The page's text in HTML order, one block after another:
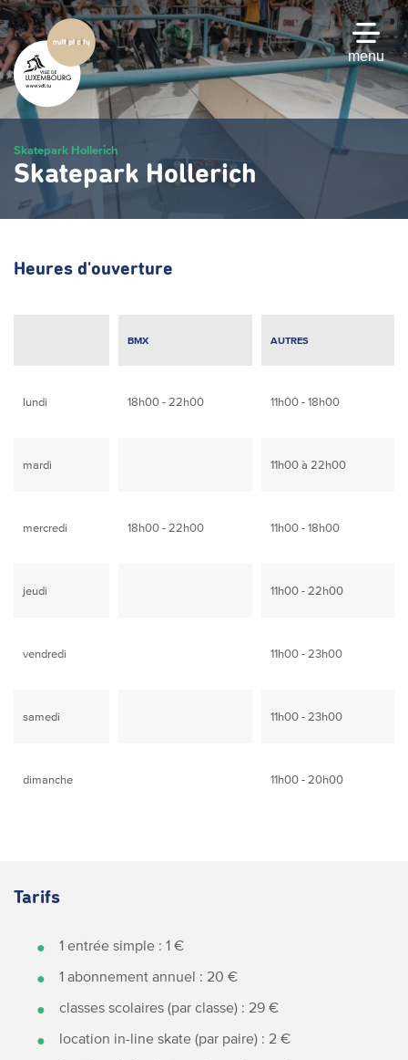
Passer
au
contenu
principal
menu
Skatepark Hollerich
Skatepark Hollerich
Heures d'ouverture
BMX AUTRES
lundi 18h00 - 22h00 11h00 - 18h00
mardi 11h00 à 22h00
mercredi 18h00 - 22h00 11h00 - 18h00
jeudi 11h00 - 22h00
vendredi 11h00 - 23h00
samedi 11h00 - 23h00
dimanche 11h00 - 20h00
Tarifs
1 entrée simple : 1 €
1 abonnement annuel : 20 €
classes scolaires (par classe) : 29 €
location in-line skate (par paire) : 2 €